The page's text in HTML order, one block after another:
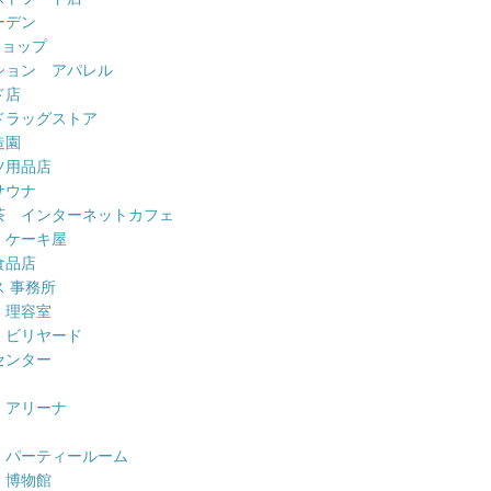
デン
ップ
ョン アパレル
店
ッグストア
用品店
ナ
インターネットカフェ
ーキ屋
品店
事務所
容室
リヤード
ンター
リーナ
ーティールーム
物館